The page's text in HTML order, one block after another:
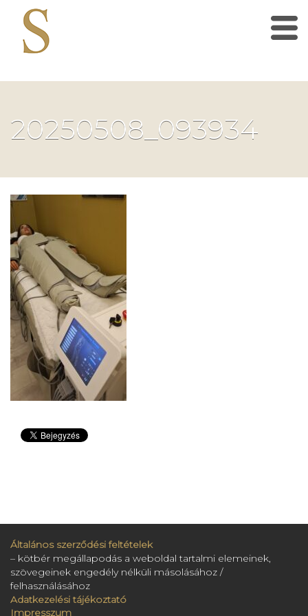
20250508_093934
Általános szerződési feltételek
– kötbér megállapodás a weboldal tartalmi elemeinek,
szövegeinek engedély nélküli másolásához /
felhasználásához
Adatkezelési tájékoztató
Impresszum